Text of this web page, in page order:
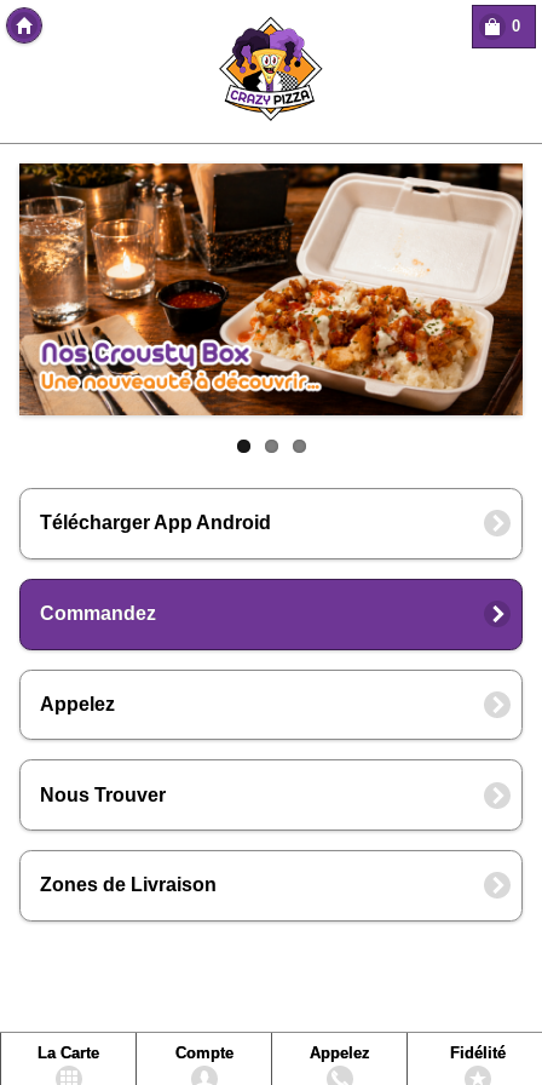
0
Télécharger App Android
Commandez
Appelez
Nous Trouver
Zones de Livraison
La Carte Compte Appelez Fidélité
Copyright Des-click